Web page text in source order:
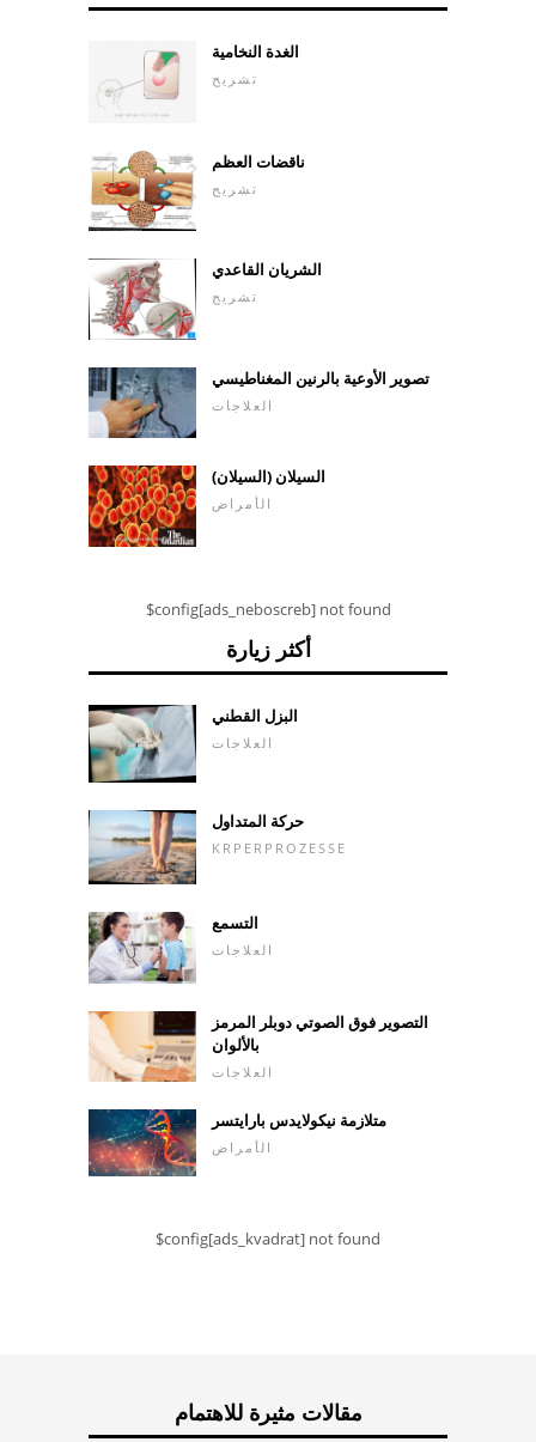
الغدة النخامية
تشريح
ناقضات العظم
تشريح
الشريان القاعدي
تشريح
تصوير الأوعية بالرنين المغناطيسي
العلاجات
السيلان (السيلان)
الأمراض
$config[ads_neboscreb] not found
أكثر زيارة
البزل القطني
العلاجات
حركة المتداول
KRPERPROZESSE
التسمع
العلاجات
التصوير فوق الصوتي دوبلر المرمز
بالألوان
العلاجات
متلازمة نيكولايدس بارايتسر
الأمراض
$config[ads_kvadrat] not found
مقالات مثيرة للاهتمام